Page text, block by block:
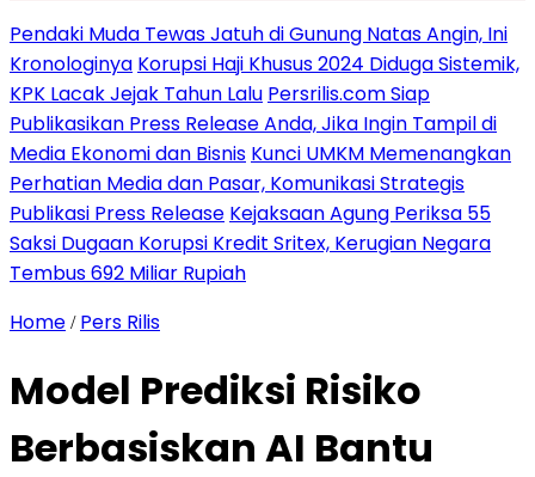
Pendaki Muda Tewas Jatuh di Gunung Natas Angin, Ini
Kronologinya Korupsi Haji Khusus 2024 Diduga Sistemik,
KPK Lacak Jejak Tahun Lalu Persrilis.com Siap
Publikasikan Press Release Anda, Jika Ingin Tampil di
Media Ekonomi dan Bisnis Kunci UMKM Memenangkan
Perhatian Media dan Pasar, Komunikasi Strategis
Publikasi Press Release Kejaksaan Agung Periksa 55
Saksi Dugaan Korupsi Kredit Sritex, Kerugian Negara
Tembus 692 Miliar Rupiah
Home / Pers Rilis
Model Prediksi Risiko
Berbasiskan AI Bantu